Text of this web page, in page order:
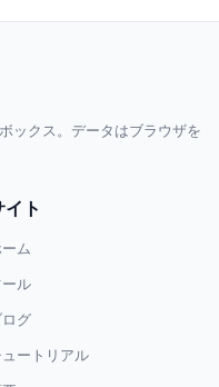
ックス。データはブラウザを
イト
ム
ール
ログ
ートリアル